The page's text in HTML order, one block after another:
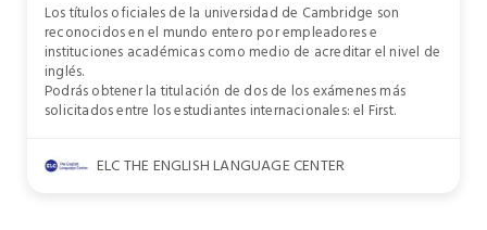
Los títulos oficiales de la universidad de Cambridge son
reconocidos en el mundo entero por empleadores e
instituciones académicas como medio de acreditar el nivel de
inglés.
Podrás obtener la titulación de dos de los exámenes más
solicitados entre los estudiantes internacionales: el First.
ELC THE ENGLISH LANGUAGE CENTER